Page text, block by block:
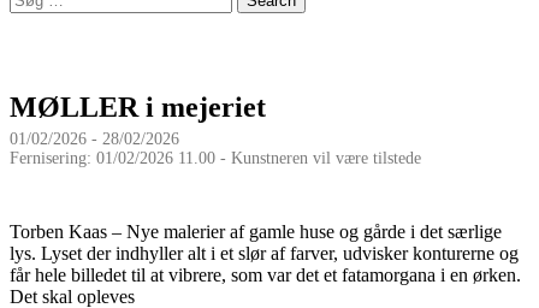
for:
MØLLER i mejeriet
01/02/2026 - 28/02/2026
Fernisering: 01/02/2026 11.00 - Kunstneren vil være tilstede
Torben Kaas – Nye malerier af gamle huse og gårde i det særlige
lys. Lyset der indhyller alt i et slør af farver, udvisker konturerne og
får hele billedet til at vibrere, som var det et fatamorgana i en ørken.
Det skal opleves